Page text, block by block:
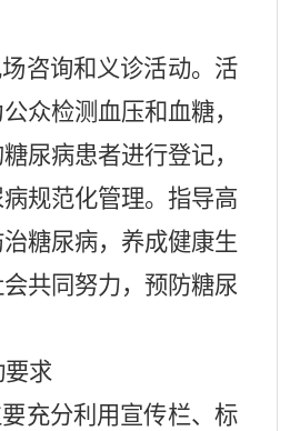
咨询和义诊活动。 活
众检测血压和血糖，
尿病患者进行登记，
规范化管理。 指导高
糖尿病， 养成健康生
共同努力， 预防糖尿
要求
充分利用宣传栏、标